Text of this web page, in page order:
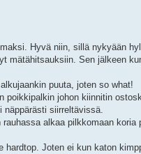
Hyvä niin, sillä nykyään
mätähitsauksiin. Sen jälkeen
puuta, joten so what!
johon kiinnitin
siirreltävissä.
alkaa pilkkomaan
Joten ei kun katon